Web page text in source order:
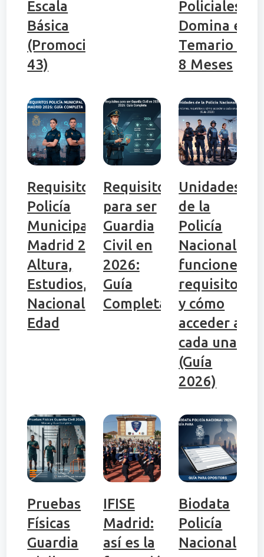
Escala
Básica
(Promoción
43)
Policiales:
Domina el
Temario en
8 Meses
Requisitos
Policía
Municipal
Madrid 2026:
Altura,
Estudios,
Nacionalidad,
Edad
Requisitos
para ser
Guardia
Civil en
2026:
Guía
Completa
Unidades
de la
Policía
Nacional:
funciones,
requisitos
y cómo
acceder a
cada una
(Guía
2026)
Pruebas
Físicas
Guardia
IFISE
Madrid:
así es la
Biodata
Policía
Nacional